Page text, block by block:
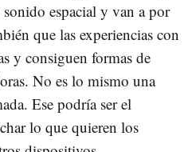
espacial y van a por
que las experiencias con
y consiguen formas de
No es lo mismo una
Ese podría ser el
lo que quieren los